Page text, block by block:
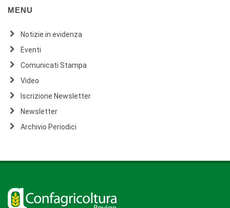
MENU
Notizie in evidenza
Eventi
Comunicati Stampa
Video
Iscrizione Newsletter
Newsletter
Archivio Periodici